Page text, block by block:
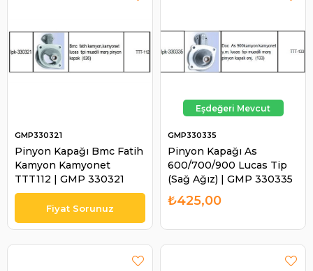
Pinyon Kapağı Bmc Fatih
Kamyon Kamyonet
TTT112 | GMP 330321
GMP330321
Pinyon Kapağı As
600/700/900 Lucas Tip
(Sağ Ağız) | GMP 330335
GMP330335
₺425,00